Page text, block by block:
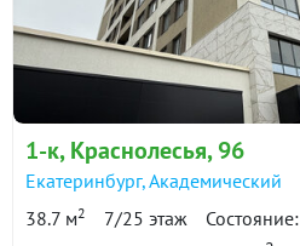
1-к, Краснолесья, 96
Екатеринбург,Академический
38.7 м2 7/25 этаж Состояние: